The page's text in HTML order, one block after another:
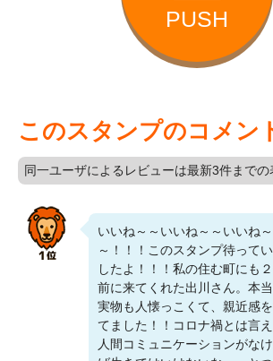
PUSH
このスタンプのコメン
同一ユーザによるレビューは最新3件までの
いいね～～いいね～～いいね～
～！！！このスタンプ待ってい
したよ！！！私の住む町にも
前に来てくれた出川さん。本
実物も人懐っこくて、親近感
てました！！コロナ禍とは言え
人間コミュニケーションがな